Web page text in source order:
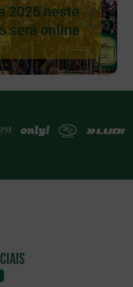
2026 neste
será online